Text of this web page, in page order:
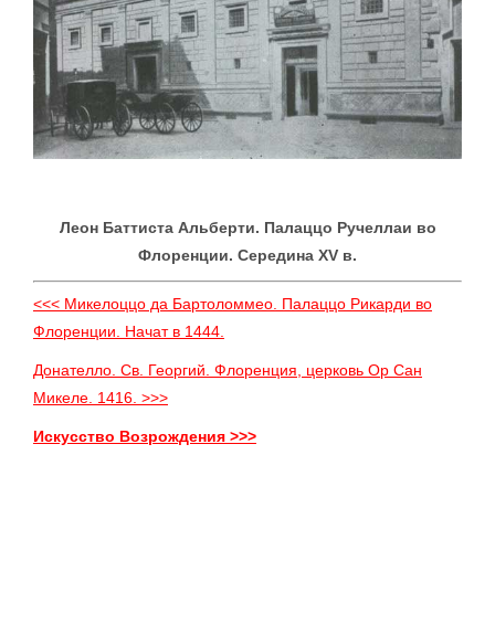
Леон Баттиста Альберти. Палаццо Ручеллаи во
Флоренции. Середина XV в.
<<< Микелоццо да Бартоломмео. Палаццо Рикарди во
Флоренции. Начат в 1444.
Донателло. Св. Георгий. Флоренция, церковь Ор Сан
Микеле. 1416. >>>
Искусство Возрождения >>>